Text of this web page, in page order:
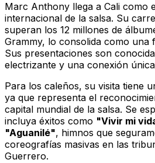
Marc Anthony llega a Cali como
internacional de la salsa. Su
superan los 12 millones de
Grammy, lo consolida como una
Sus presentaciones son
electrizante y una conexión
Para los caleños, su visita tiene
ya que representa el
capital mundial de la salsa. Se
incluya éxitos como "Vivir mi
"Aguanilé", himnos que
coreografías masivas en las
Guerrero.